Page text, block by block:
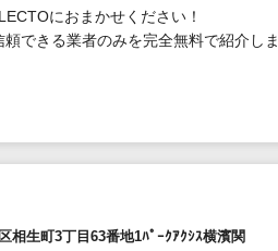
におまかせください！
できる業者のみを完全無料で紹介しま
相生町3丁目63番地1ﾊﾟｰｸｱｸｼｽ横濱関